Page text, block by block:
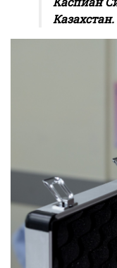
Казахстан.